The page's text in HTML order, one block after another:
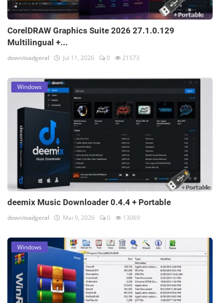
CorelDRAW Graphics Suite 2026 27.1.0.129
Multilingual +...
downloadgeral Jul 11, 2026 0 21573
Windows
deemix Music Downloader 0.4.4 + Portable
downloadgeral Mai 9, 2026 0 13069
Windows